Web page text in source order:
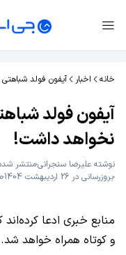
خانه اخبار آیفون فولد شباهتی به
نخواهد داشت!
نوشته علیرضا سنجرانیمنتشر شده در 26
بروزرسانی در 26 اردیبهشت 1404
منابع خبری ادعا
و کوتاه همراه خواهد شد.